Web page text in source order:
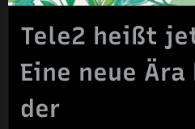
Tele2 heißt
Eine neue
der